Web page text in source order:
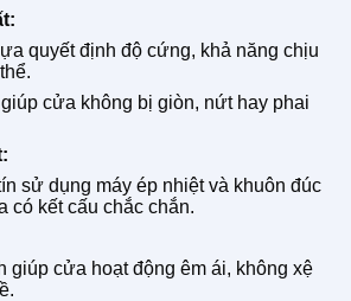
quyết định độ cứng, khả năng chịu
cửa không bị giòn, nứt hay phai
sử dụng máy ép nhiệt và khuôn đúc
có kết cấu chắc chắn.
giúp cửa hoạt động êm ái, không xệ